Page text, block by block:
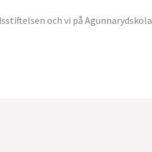
och vi på